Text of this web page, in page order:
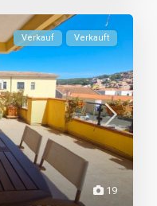
19
Verkauf Verkauft